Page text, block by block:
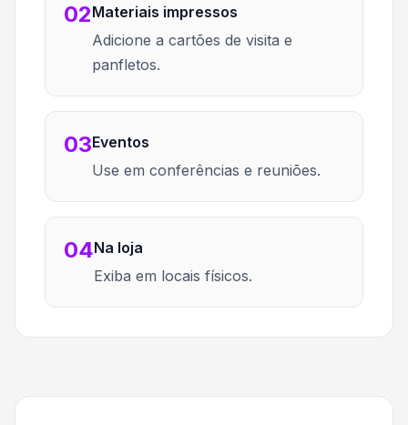
02Materiais impressos
Adicione a cartões de visita e
panfletos.
03Eventos
Use em conferências e reuniões.
04Na loja
Exiba em locais físicos.